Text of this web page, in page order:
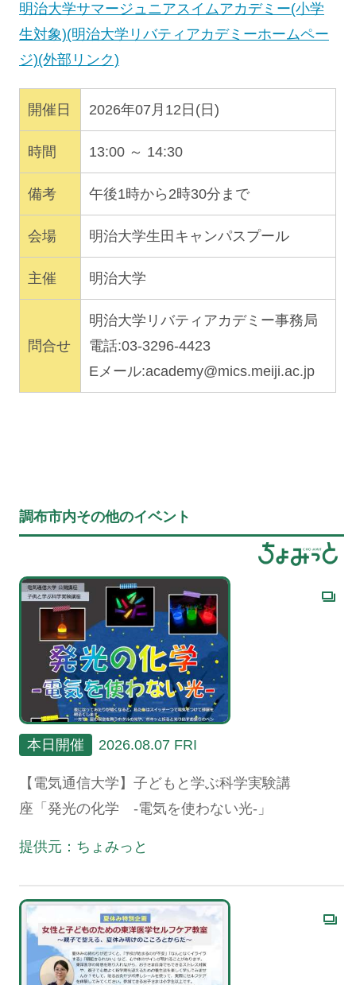
明治大学サマージュニアスイムアカデミー(小学
生対象)(明治大学リバティアカデミーホームペー
ジ)(外部リンク)
開催日 2026年07月12日(日)
時間 13:00 ～ 14:30
備考 午後1時から2時30分まで
会場 明治大学生田キャンパスプール
主催 明治大学
問合せ
明治大学リバティアカデミー事務局
電話:03-3296-4423
Eメール:academy@mics.meiji.ac.jp
調布市内その他のイベント
本日開催 2026.08.07 FRI
【電気通信大学】子どもと学ぶ科学実験講
座「発光の化学 -電気を使わない光-」
提供元：ちょみっと